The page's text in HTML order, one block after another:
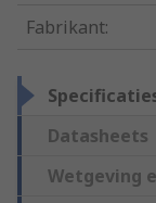
Fabrikant:
Datasheets
Wetgeving